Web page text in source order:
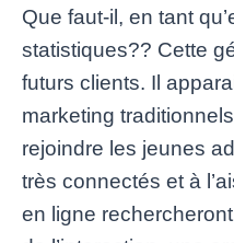
Que faut-il, en tant
statistiques?? Cette
futurs clients. Il
marketing
rejoindre les jeunes
très connectés et à
en ligne